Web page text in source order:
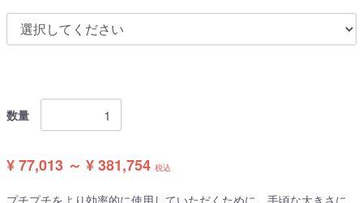
数量
¥ 77,013 ～ ¥ 381,754 税込
プチプチをより効率的に使用していただくために、手頃な大きさに